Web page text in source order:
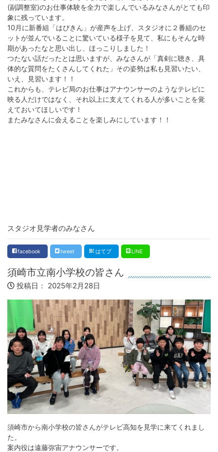
(副調整室)のお仕事体験を全力で楽しんでいるみなさんがとても印
象に残っています。
10月に新番組「はぴきん」が産声を上げ、スタジオに２番組のセ
ットが並んでいることに驚いている様子を見て、私にもそんな時
期があったなと思い出し、ほっこりしました！
つたない話だったとは思いますが、みなさんが「真剣に聴き、具
体的な質問をたくさんしてくれた」その姿勢は私も見習いたい、
いえ、見習います！！
これからも、テレビ局のお仕事はアナウンサーのようなテレビに
映る人だけではなく、それ以上に支えてくれる人が多いことを覚
えておいてほしいです！
またみなさんに会えることを楽しみにしています！！
スタジオ見学者のみなさん
facebook tweet はてブ LINE
須崎市立南小学校の皆さん
投稿日： 2025年2月28日
須崎市から南小学校の皆さんがテレビ高知を見学に来てくれまし
た。
案内役は遠藤弥宙アナウンサーです。